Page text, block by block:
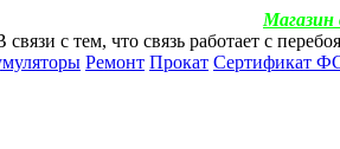
Магазин
связи с тем, что связь работает с
Ремонт Прокат Сертификат